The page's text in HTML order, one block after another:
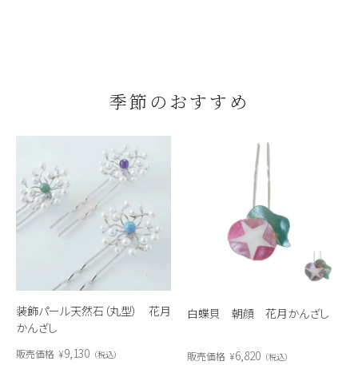
季節のおすすめ
装飾パール天然石（丸型） 花月
かんざし
販売価格 ¥9,130 税込
白蝶貝 朝顔 花月かんざし
販売価格 ¥6,820 税込